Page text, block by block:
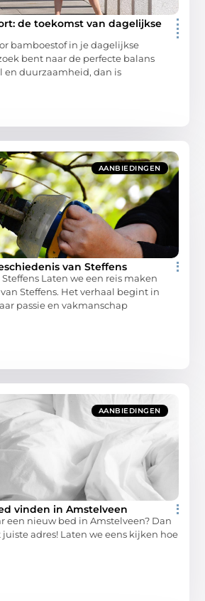
de toekomst van dagelijkse
bamboestof in je dagelijkse
bent naar de perfecte balans
en duurzaamheid, dan is
AANBIEDINGEN
van Steffens
Laten we een reis maken
Steffens. Het verhaal begint in
passie en vakmanschap
AANBIEDINGEN
vinden in Amstelveen
een nieuw bed in Amstelveen? Dan
adres! Laten we eens kijken hoe